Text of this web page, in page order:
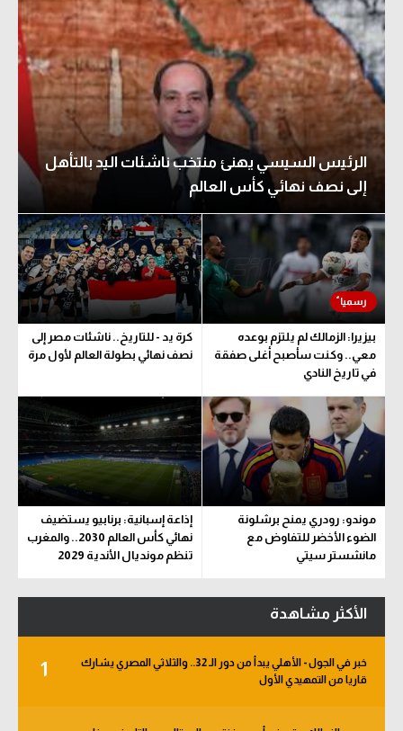
الرئيس السيسي يهنئ منتخب ناشئات اليد بالتأهل
إلى نصف نهائي كأس العالم
بيزيرا: الزمالك لم يلتزم بوعده
معي.. وكنت سأصبح أغلى صفقة
في تاريخ النادي
كرة يد - للتاريخ.. ناشئات مصر إلى
نصف نهائي بطولة العالم لأول مرة
موندو: رودري يمنح برشلونة
الضوء الأخضر للتفاوض مع
مانشستر سيتي
إذاعة إسبانية: برنابيو يستضيف
نهائي كأس العالم 2030.. والمغرب
تنظم مونديال الأندية 2029
الأكثر مشاهدة
1
خبر في الجول - الأهلي يبدأ من دور الـ 32.. والثلاثي المصري يشارك
قاريا من التمهيدي الأول